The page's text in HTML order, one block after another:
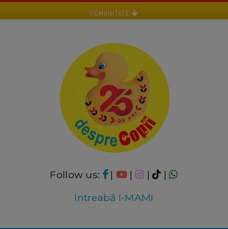
COMUNITATE
Follow us: | | |
|
Intreabă I-MAMI